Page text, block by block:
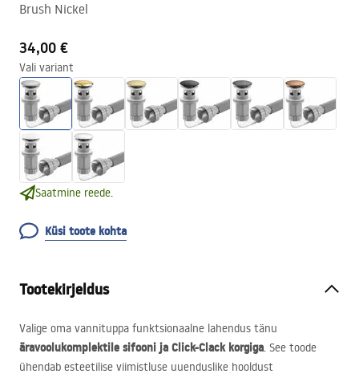
Brush Nickel
34,00 €
Vali variant
Saatmine reede.
Küsi toote kohta
Tootekirjeldus
Valige oma vannituppa funktsionaalne lahendus tänu
äravoolukomplektile sifooni ja Click-Clack korgiga. See toode
ühendab esteetilise viimistluse uuenduslike hooldust